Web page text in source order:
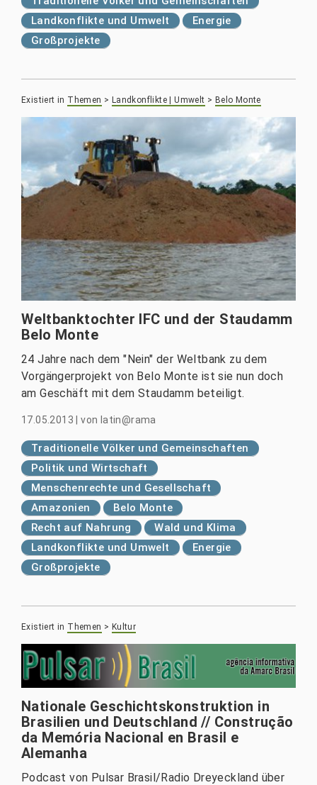
Landkonflikte und Umwelt
Energie
Großprojekte
Existiert in Themen > Landkonflikte | Umwelt > Belo Monte
Weltbanktochter IFC und der Staudamm
Belo Monte
24 Jahre nach dem "Nein" der Weltbank zu dem
Vorgängerprojekt von Belo Monte ist sie nun doch
am Geschäft mit dem Staudamm beteiligt.
17.05.2013 |von latin@rama
Traditionelle Völker und Gemeinschaften
Politik und Wirtschaft
Menschenrechte und Gesellschaft
Amazonien
Belo Monte
Recht auf Nahrung
Wald und Klima
Landkonflikte und Umwelt
Energie
Großprojekte
Existiert in Themen > Kultur
Nationale Geschichtskonstruktion in
Brasilien und Deutschland // Construção
da Memória Nacional en Brasil e
Alemanha
Podcast von Pulsar Brasil/Radio Dreyeckland über